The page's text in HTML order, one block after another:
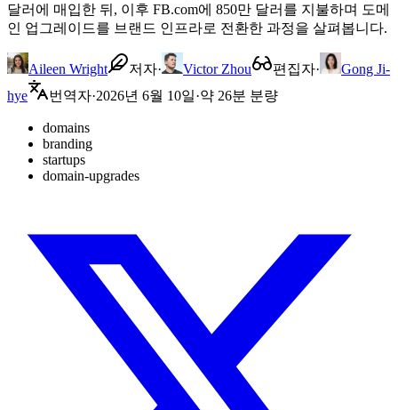
달러에 매입한 뒤, 이후 FB.com에 850만 달러를 지불하며 도메
인 업그레이드를 브랜드 인프라로 전환한 과정을 살펴봅니다.
Aileen Wright 저자· Victor Zhou 편집자·
Gong Ji-
hye
번역자·2026년 6월 10일·약 26분 분량
domains
branding
startups
domain-upgrades